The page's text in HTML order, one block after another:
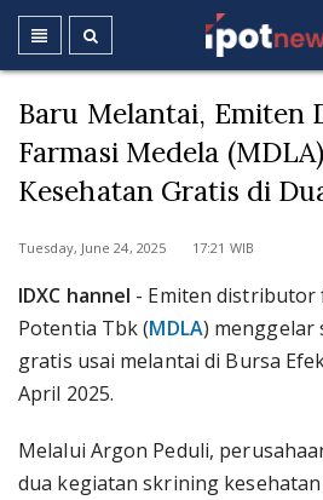
Baru Melantai, Emiten
Farmasi Medela
Kesehatan Gratis di
Tuesday, June 24, 2025 17:21 WIB
IDXC hannel - Emiten distributor
Potentia Tbk (MDLA) menggelar
gratis usai melantai di Bursa
April 2025.
Melalui Argon Peduli,
dua kegiatan skrining kesehatan